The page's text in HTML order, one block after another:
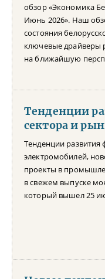
обзор «Экономика
Июнь 2026». Наш
состояния
ключевые драйверы
на ближайшую
Тенденции
сектора и
Тенденции развития
электромобилей,
проекты в
в свежем выпуске
который вышел 25